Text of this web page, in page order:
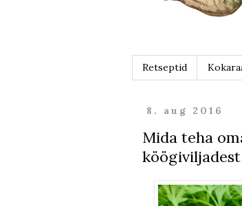
Retseptid
8. aug 2016
Mida teha
köögiviljadest